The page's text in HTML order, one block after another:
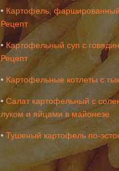
• Картофель, фаршированный
Рецепт
• Картофельный суп с
Рецепт
• Картофельные котлеты с
• Салат картофельный с
луком и яйцами в майонезе
•Тушеный картофель по-